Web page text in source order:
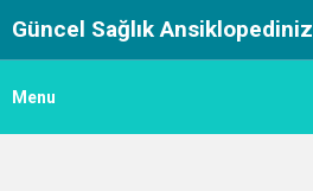
Güncel Sağlık Ansiklopediniz
Menu